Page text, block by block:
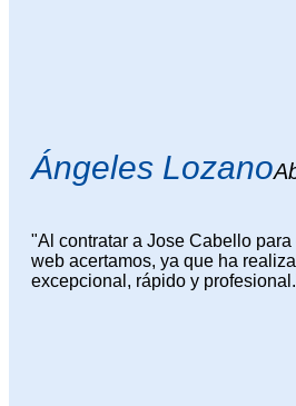
Ángeles Lozano
"Al contratar a Jose Cabello
web acertamos, ya que ha
excepcional, rápido y